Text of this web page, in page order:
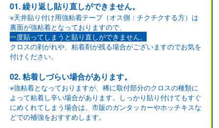
01. 繰り返し貼り直しができません。
※天井貼り付け用強粘着テープ（オス側：チクチクする方）は
裏面が強粘着となっておりますので、
一度貼ってしまうと貼り直しができません。
クロスの剥がれや、粘着剤が残る場合がございますのでお気を
付けください。
02. 粘着しづらい場合があります。
※強粘着となっておりますが、稀に取付部分のクロスの種類に
よって粘着し辛い場合があります。しっかり貼り付けてもすぐ
にめくれてしまう場合は、市販のガンタッカーやホッチキスな
どでの補強をおすすめします。